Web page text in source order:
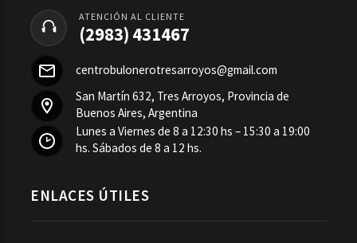
ATENCIÓN AL CLIENTE
(2983) 431467
centrobulonerotresarroyos@gmail.com
San Martín 632, Tres Arroyos, Provincia de
Buenos Aires, Argentina
Lunes a Viernes de 8 a 12:30 hs – 15:30 a 19:00
hs. Sábados de 8 a 12 hs.
ENLACES ÚTILES